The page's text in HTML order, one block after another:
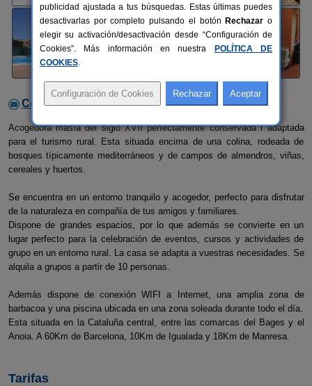
Contactar con el alojamiento
Acogedora masía del siglo XVII perfectamente conservada i adaptada
para el turismo rural. Esta situada encima de una colina, rodeada de
bosques típicamente mediterráneos y de campos de almendros, viñas,
cereales y huertos.
Se encuentra en un entorno tranquilo y acogedor, perfecto para disfrutar
de la naturaleza en compañía de tus amigos y familiares.
Dispone de grandes espacios, por lo que además se convierte en un
lugar perfecto para la celebración de eventos, cursos y actividades de
grupo en un entorno rural. La casa se adapta a vuestras necesidades. Se
alquila a grupos a partir de 10 personas.
Además dispone de conexión WIFI a Internet, una amplia zona de
barbacoa y una piscina ubicada en una zona soleada durante todo el día.
Esta situada en la Cataluña central, entre las comarcas del Bages y el
Anoia. A 60Km de Barcelona, 10Km de Igualada y 18Km de Manresa.
Tarifas
publicidad ajustada a tus búsquedas. Estas últimas puedes
desactivarlas por completo pulsando el botón Rechazar o
elegir su activación/desactivación desde “Configuración de
Cookies”. Más información en nuestra
POLÍTICA DE
COOKIES.